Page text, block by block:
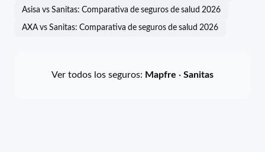
Asisa vs Sanitas: Comparativa de seguros de salud 2026
AXA vs Sanitas: Comparativa de seguros de salud 2026
Ver todos los seguros: Mapfre · Sanitas